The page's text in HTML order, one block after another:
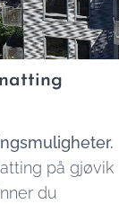
på gjøvik
du